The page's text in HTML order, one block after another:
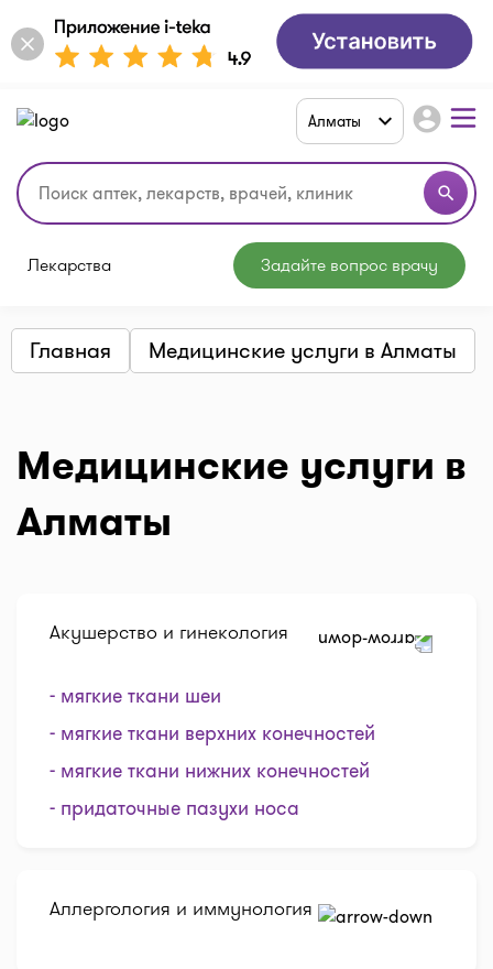
search
Алматы account_circle
Лекарства Задайте вопрос врачу
Главная Медицинские услуги в Алматы
Медицинские услуги в
Алматы
Акушерство и гинекология
- мягкие ткани шеи
- мягкие ткани верхних конечностей
- мягкие ткани нижних конечностей
- придаточные пазухи носа
Аллергология и иммунология